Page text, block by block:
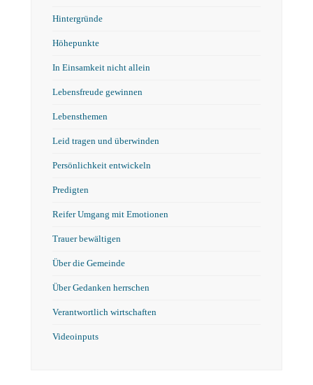
Hintergründe
Höhepunkte
In Einsamkeit nicht allein
Lebensfreude gewinnen
Lebensthemen
Leid tragen und überwinden
Persönlichkeit entwickeln
Predigten
Reifer Umgang mit Emotionen
Trauer bewältigen
Über die Gemeinde
Über Gedanken herrschen
Verantwortlich wirtschaften
Videoinputs